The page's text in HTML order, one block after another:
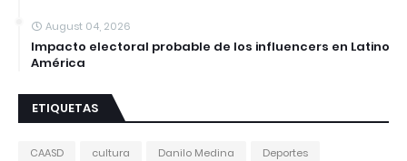
August 04, 2026
Impacto electoral probable de los influencers en Latino
América
ETIQUETAS
CAASD cultura Danilo Medina
Deportes